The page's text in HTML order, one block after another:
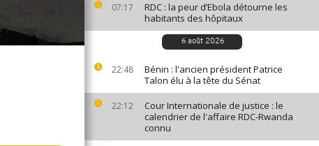
07:17
RDC : la peur d’Ebola détourne les
habitants des hôpitaux
6 août 2026
22:48
Bénin : l'ancien président Patrice
Talon élu à la tête du Sénat
22:12
Cour Internationale de justice : le
calendrier de l'affaire RDC-Rwanda
connu